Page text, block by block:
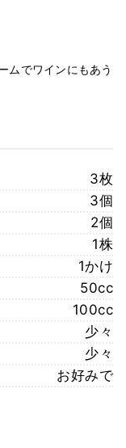
ムでワインにもあう
3枚
3個
2個
1株
1かけ
50cc
100cc
少々
少々
お好みで